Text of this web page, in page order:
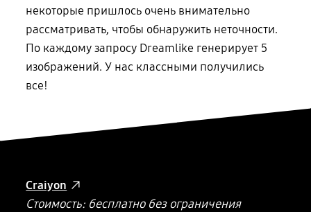
некоторые пришлось очень внимательно
рассматривать, чтобы обнаружить неточности.
По каждому запросу Dreamlike генерирует 5
изображений. У нас классными получились
все!
Craiyon
Стоимость: бесплатно без ограничения